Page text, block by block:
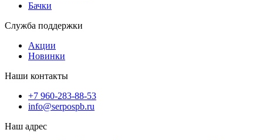
Бачки
Служба поддержки
Акции
Новинки
Наши контакты
+7 960-283-88-53
info@serpospb.ru
Наш адрес